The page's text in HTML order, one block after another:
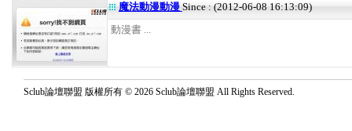
魔法動漫動漫 Since : (2012-06-08 16:13:09)
動漫書 ...
Sclub論壇聯盟 版權所有 © 2026 Sclub論壇聯盟 All Rights Reserved.